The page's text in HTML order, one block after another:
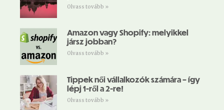
Olvass tovább »
Amazon vagy Shopify: melyikkel
jársz jobban?
Olvass tovább »
Tippek női vállalkozók számára – így
lépj 1-ről a 2-re!
Olvass tovább »